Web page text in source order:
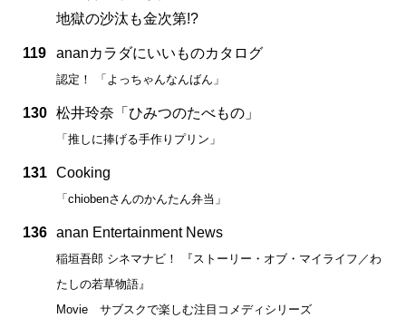
地獄の沙汰も金次第!?
119 ananカラダにいいものカタログ
認定！ 「よっちゃんなんばん」
130 松井玲奈「ひみつのたべもの」
「推しに捧げる手作りプリン」
131 Cooking
「chiobenさんのかんたん弁当」
136 anan Entertainment News
稲垣吾郎 シネマナビ！ 『ストーリー・オブ・マイライフ／わ
たしの若草物語』
Movie サブスクで楽しむ注目コメディシリーズ